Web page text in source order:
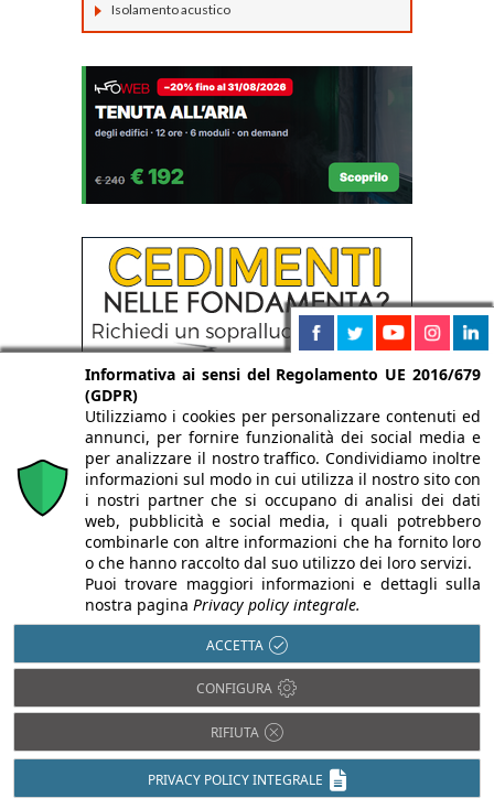
Isolamento acustico
Bambù
Calcestruzzo
Legno
Pietra
Rame
Informativa ai sensi del Regolamento UE 2016/679
(GDPR)
Utilizziamo i cookies per personalizzare contenuti ed
annunci, per fornire funzionalità dei social media e
per analizzare il nostro traffico. Condividiamo inoltre
informazioni sul modo in cui utilizza il nostro sito con
i nostri partner che si occupano di analisi dei dati
web, pubblicità e social media, i quali potrebbero
combinarle con altre informazioni che ha fornito loro
o che hanno raccolto dal suo utilizzo dei loro servizi.
Puoi trovare maggiori informazioni e dettagli sulla
nostra pagina Privacy policy integrale.
ACCETTA
CONFIGURA
RIFIUTA
PRIVACY POLICY INTEGRALE